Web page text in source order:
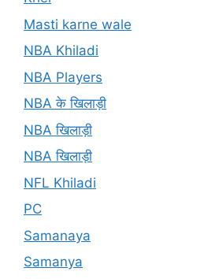
Masti karne wale
NBA Khiladi
NBA Players
NBA के खिलाड़ी
NBA खिलाड़ी
NBA खिलाड़ी
NFL Khiladi
PC
Samanaya
Samanya